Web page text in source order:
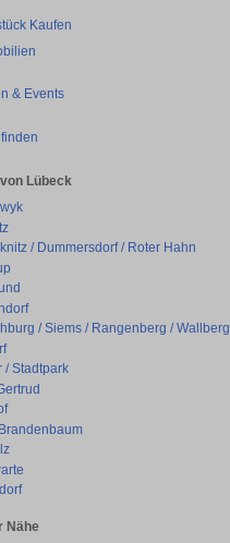
Kaufen
& Events
Lübeck
/ Dummersdorf / Roter Hahn
/ Siems / Rangenberg / Wallberg
/ Stadtpark
Nähe